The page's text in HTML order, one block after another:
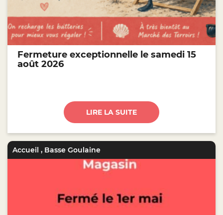
Fermeture exceptionnelle le samedi 15
août 2026
LIRE LA SUITE
Accueil , Basse Goulaine